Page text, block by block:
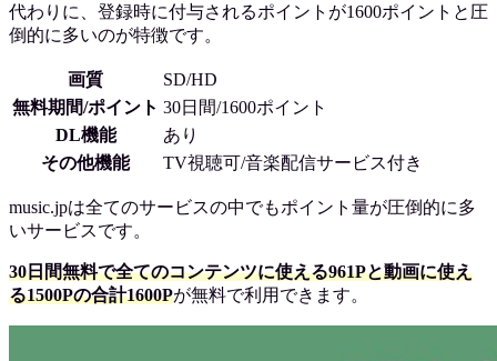
代わりに、登録時に付与されるポイントが1600ポイントと圧
倒的に多いのが特徴です。
画質
SD/HD
無料期間/ポイント 30日間/1600ポイント
DL機能
あり
その他機能
TV視聴可/音楽配信サービス付き
music.jpは全てのサービスの中でもポイント量が圧倒的に多
いサービスです。
30日間無料で全てのコンテンツに使える961Pと動画に使え
る1500Pの合計1600Pが無料で利用できます。